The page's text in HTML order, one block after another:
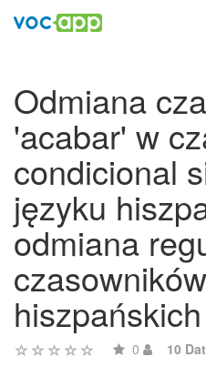
Odmiana
'acabar' w
condicional
języku
odmiana
czasowników
hiszpańskich
0 10